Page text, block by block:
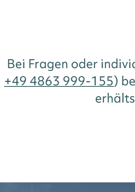
Bei Fragen oder
+49 4863 999-155)